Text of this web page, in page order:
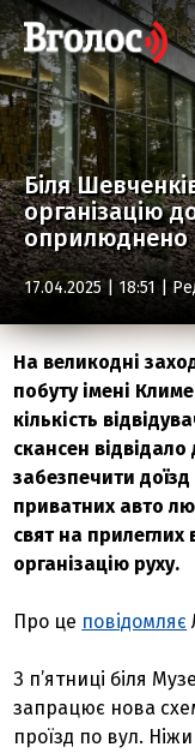
Біля
організацію
оприлюднено
17.04.2025 | 18:51 |
На великодні
побуту імені
кількість
скансен відвідало
забезпечити
приватних авто
свят на прилеглих
організацію руху.
Про це повідомляє
З п’ятниці біля
запрацює нова
проїзд по вул.